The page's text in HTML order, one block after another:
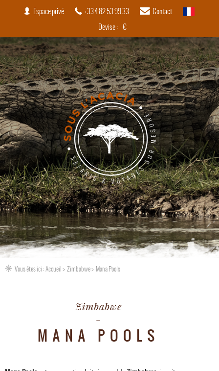
Espace privé +33 4 82 53 99 33 Contact
Devise : €
Vous êtes ici :Accueil Zimbabwe Mana Pools
Zimbabwe
MANA POOLS